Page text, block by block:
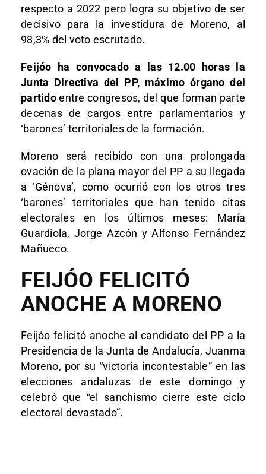
respecto a 2022 pero logra su objetivo de ser
decisivo para la investidura de Moreno, al
98,3% del voto escrutado.
Feijóo ha convocado a las 12.00 horas la
Junta Directiva del PP, máximo órgano del
partidoentre congresos, del que forman parte
decenas de cargos entre parlamentarios y
‘barones’ territoriales de la formación.
Moreno será recibido con una prolongada
ovación de la plana mayor del PP a su llegada
a ‘Génova’, como ocurrió con los otros tres
‘barones’ territoriales que han tenido citas
electorales en los últimos meses: María
Guardiola, Jorge Azcón y Alfonso Fernández
Mañueco.
FEIJÓO FELICITÓ
ANOCHE A MORENO
Feijóo felicitó anoche al candidato del PP a la
Presidencia de la Junta de Andalucía, Juanma
Moreno, por su “victoria incontestable” en las
elecciones andaluzas de este domingo y
celebró que “el sanchismo cierre este ciclo
electoral devastado”.